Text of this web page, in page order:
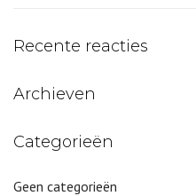
Recente reacties
Archieven
Categorieën
Geen categorieën